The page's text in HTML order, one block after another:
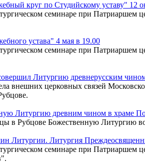
круг по Студийскому уставу" 12
семинаре при Патриаршем
устава" 4 мая в 19.00
семинаре при Патриаршем
Литургию древнерусским
внешних церковных связей
Литургию древним чином в храме
в Рубцове Божественную Литургию
Литургии. Литургия
семинаре при Патриаршем